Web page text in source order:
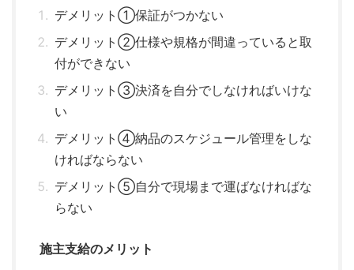
デメリット①保証がつかない
デメリット②仕様や規格が間違っていると取
付ができない
デメリット③決済を自分でしなければいけな
い
デメリット④納品のスケジュール管理をしな
ければならない
デメリット⑤自分で現場まで運ばなければな
らない
施主支給のメリット